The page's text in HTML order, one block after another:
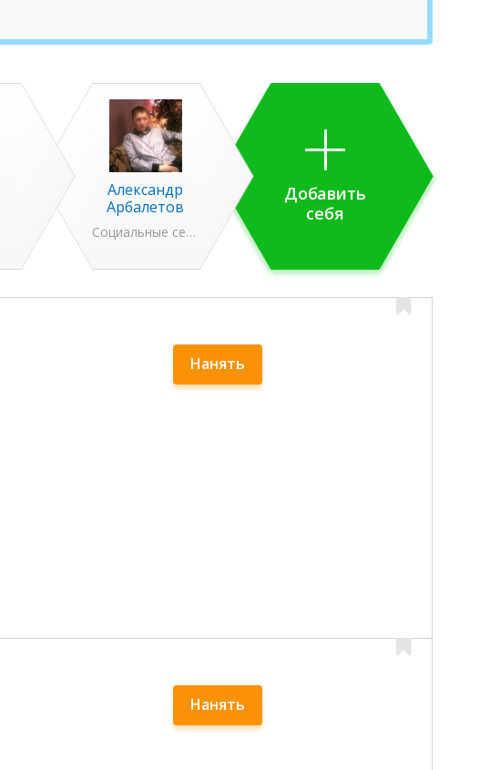
Добавить
себя
Александр
Арбалетов
Социальные сети (SMM и SMO)
Нанять
Нанять